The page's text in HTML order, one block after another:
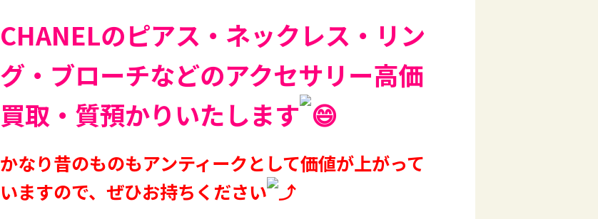
CHANELのピアス・ネックレス・リン
グ・ブローチなどのアクセサリー高価
買取・質預かりいたします
かなり昔のものもアンティークとして価値が上がって
いますので、ぜひお持ちください